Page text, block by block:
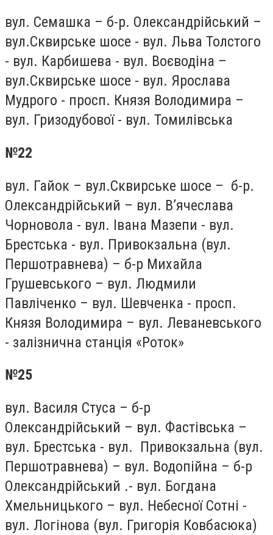
вул. Семашка – б-р. Олександрійський –
вул.Сквирське шосе - вул. Льва Толстого
- вул. Карбишева - вул. Воєводіна –
вул.Сквирське шосе - вул. Ярослава
Мудрого - просп. Князя Володимира –
вул. Гризодубової - вул. Томилівська
№22
вул. Гайок – вул.Сквирське шосе – б-р.
Олександрійський – вул. В’ячеслава
Чорновола - вул. Івана Мазепи - вул.
Брестська - вул. Привокзальна (вул.
Першотравнева) – б-р Михайла
Грушевського – вул. Людмили
Павліченко – вул. Шевченка - просп.
Князя Володимира – вул. Леваневського
- залізнична станція «Роток»
№25
вул. Василя Стуса – б-р
Олександрійський – вул. Фастівська –
вул. Брестська - вул. Привокзальна (вул.
Першотравнева) – вул. Водопійна – б-р
Олександрійський .- вул. Богдана
Хмельницького – вул. Небесної Сотні -
вул. Логінова (вул. Григорія Ковбасюка)